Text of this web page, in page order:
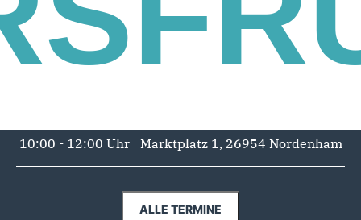
10:00 - 12:00 Uhr | Marktplatz 1, 26954 Nordenham
ALLE TERMINE